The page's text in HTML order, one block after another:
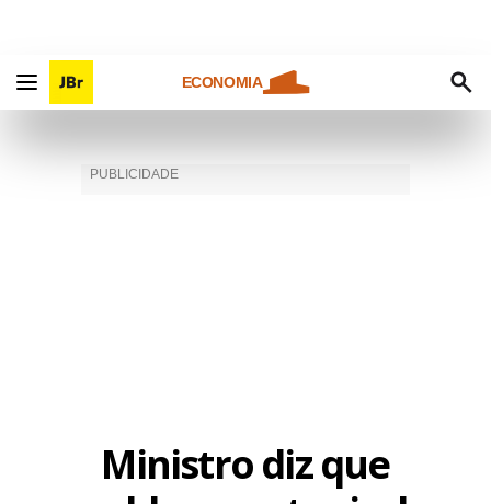
ECONOMIA
Ministro diz que